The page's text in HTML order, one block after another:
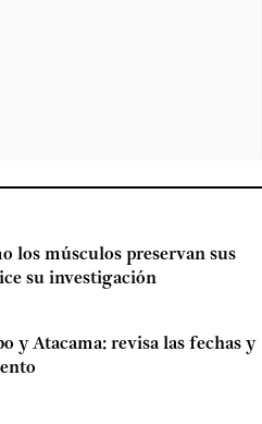
los músculos preservan sus
su investigación
y Atacama: revisa las fechas y